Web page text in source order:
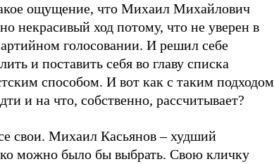
ощущение, что Михаил Михайлович
некрасивый ход потому, что не уверен в
голосовании. И решил себе
и поставить себя во главу списка
способом. И вот как с таким подходом
и на что, собственно, рассчитывает?
свои. Михаил Касьянов – худший
можно было бы выбрать. Свою кличку